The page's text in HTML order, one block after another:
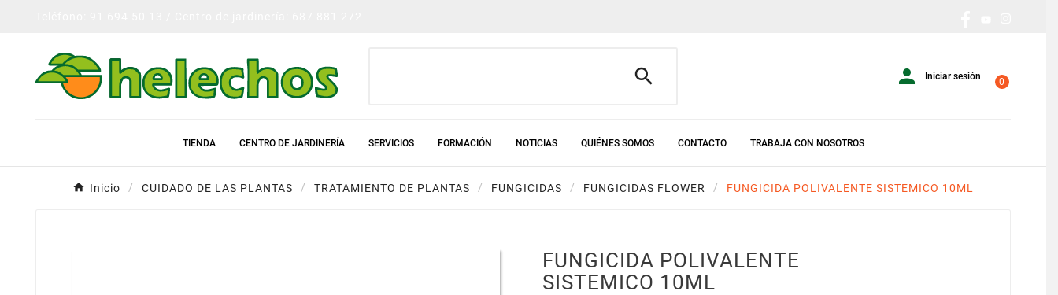
  Iniciar sesión 0
TIENDA CENTRO DE JARDINERÍA SERVICIOS FORMACIÓN NOTICIAS QUIÉNES SOMOS CONTACTO TRABAJA CON NOSOTROS
Inicio CUIDADO DE LAS PLANTAS TRATAMIENTO DE PLANTAS FUNGICIDAS FUNGICIDAS FLOWER FUNGICIDA POLIVALENTE SISTEMICO 10ML
FUNGICIDA POLIVALENTE
SISTEMICO 10ML